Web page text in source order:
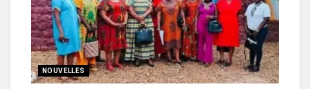
NOUVELLES